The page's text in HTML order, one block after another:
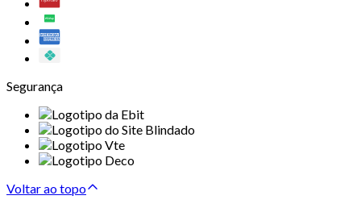
Segurança
Voltar ao topo